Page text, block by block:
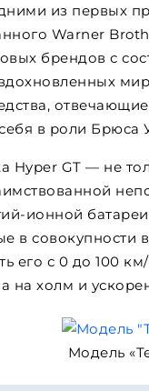
из первых
Warner
брендов с
в роли Брюса
Hyper GT — не
ионной
в
его с 0 до 100
на холм и
Модель